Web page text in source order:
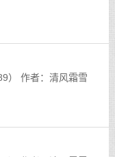
清风霜雪